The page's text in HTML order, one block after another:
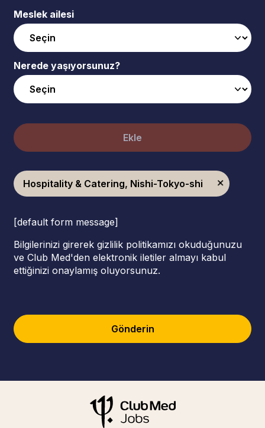
Meslek ailesi
Nerede yaşıyorsunuz?
Ekle
Hospitality & Catering, Nishi-Tokyo-shi
[default form message]
Bilgilerinizi girerek gizlilik politikamızı okuduğunuzu
ve Club Med'den elektronik iletiler almayı kabul
ettiğinizi onaylamış oluyorsunuz.
Gönderin